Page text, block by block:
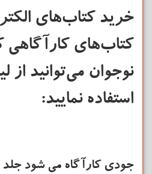
خرید کتاب‌های
کتاب‌های
نوجوان می‌توانید از
استفاده نمایید:
جودی کارآگاه می شود جلد 8